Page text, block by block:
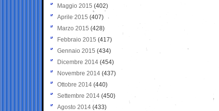
Maggio 2015 (402)
Aprile 2015 (407)
Marzo 2015 (428)
Febbraio 2015 (417)
Gennaio 2015 (434)
Dicembre 2014 (454)
Novembre 2014 (437)
Ottobre 2014 (440)
Settembre 2014 (450)
Agosto 2014 (433)